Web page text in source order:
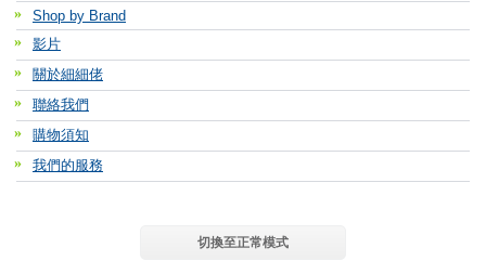
Shop by Brand
影片
關於細細佬
聯絡我們
購物須知
我們的服務
切換至正常模式